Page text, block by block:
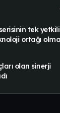
tek yetkili
ortağı
olan sinerji